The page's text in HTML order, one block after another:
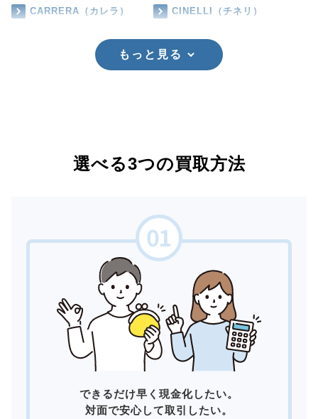
CARRERA（カレラ） CINELLI（チネリ）
もっと見る
選べる3つの買取方法
できるだけ早く現金化したい。
対面で安心して取引したい。